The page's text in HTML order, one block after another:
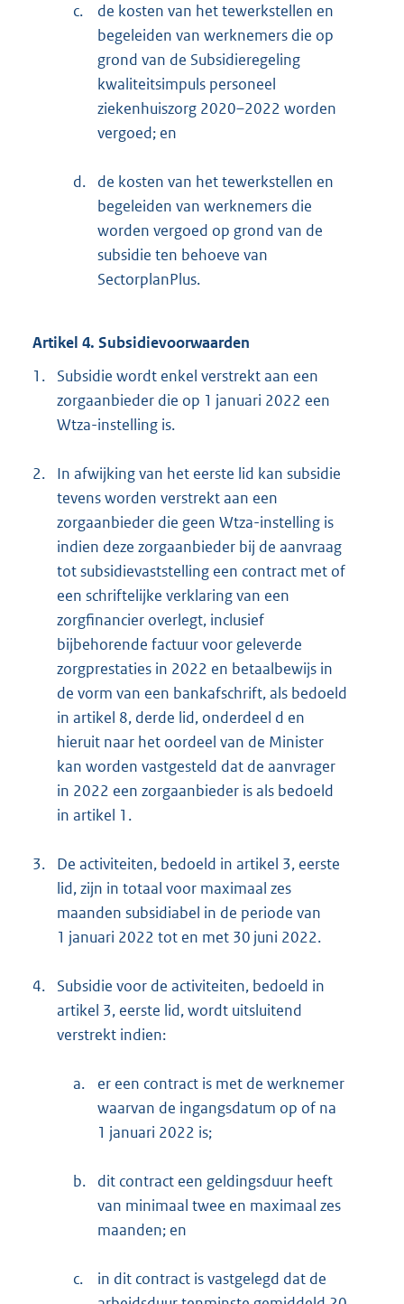
c.
de kosten van het tewerkstellen en
begeleiden van werknemers die op
grond van de Subsidieregeling
kwaliteitsimpuls personeel
ziekenhuiszorg 2020–2022 worden
vergoed; en
d.
de kosten van het tewerkstellen en
begeleiden van werknemers die
worden vergoed op grond van de
subsidie ten behoeve van
SectorplanPlus.
Artikel 4. Subsidievoorwaarden
1.
Subsidie wordt enkel verstrekt aan een
zorgaanbieder die op 1 januari 2022 een
Wtza-instelling is.
2.
In afwijking van het eerste lid kan subsidie
tevens worden verstrekt aan een
zorgaanbieder die geen Wtza-instelling is
indien deze zorgaanbieder bij de aanvraag
tot subsidievaststelling een contract met of
een schriftelijke verklaring van een
zorgfinancier overlegt, inclusief
bijbehorende factuur voor geleverde
zorgprestaties in 2022 en betaalbewijs in
de vorm van een bankafschrift, als bedoeld
in artikel 8, derde lid, onderdeel d en
hieruit naar het oordeel van de Minister
kan worden vastgesteld dat de aanvrager
in 2022 een zorgaanbieder is als bedoeld
in artikel 1.
3.
De activiteiten, bedoeld in artikel 3, eerste
lid, zijn in totaal voor maximaal zes
maanden subsidiabel in de periode van
1 januari 2022 tot en met 30 juni 2022.
4.
Subsidie voor de activiteiten, bedoeld in
artikel 3, eerste lid, wordt uitsluitend
verstrekt indien:
a.
er een contract is met de werknemer
waarvan de ingangsdatum op of na
1 januari 2022 is;
b.
dit contract een geldingsduur heeft
van minimaal twee en maximaal zes
maanden; en
c.
in dit contract is vastgelegd dat de